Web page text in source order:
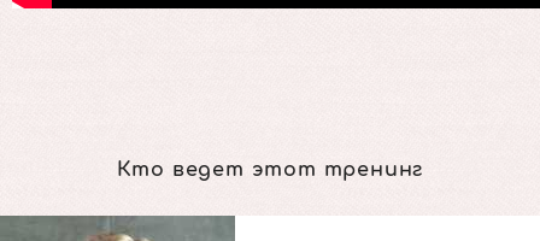
Кто ведет этот тренинг